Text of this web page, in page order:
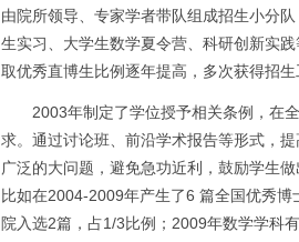
由院所领导、专家学者带队组成招生小分
生实习、大学生数学夏令营、科研创新实
取优秀直博生比例逐年提高，多次获得招
2003年制定了学位授予相关条例，在
求。通过讨论班、前沿学术报告等形式，
广泛的大问题，避免急功近利，鼓励学生
比如在2004-2009年产生了6 篇全国优秀博
院入选2篇，占1/3 比例； 2009年数学学科有